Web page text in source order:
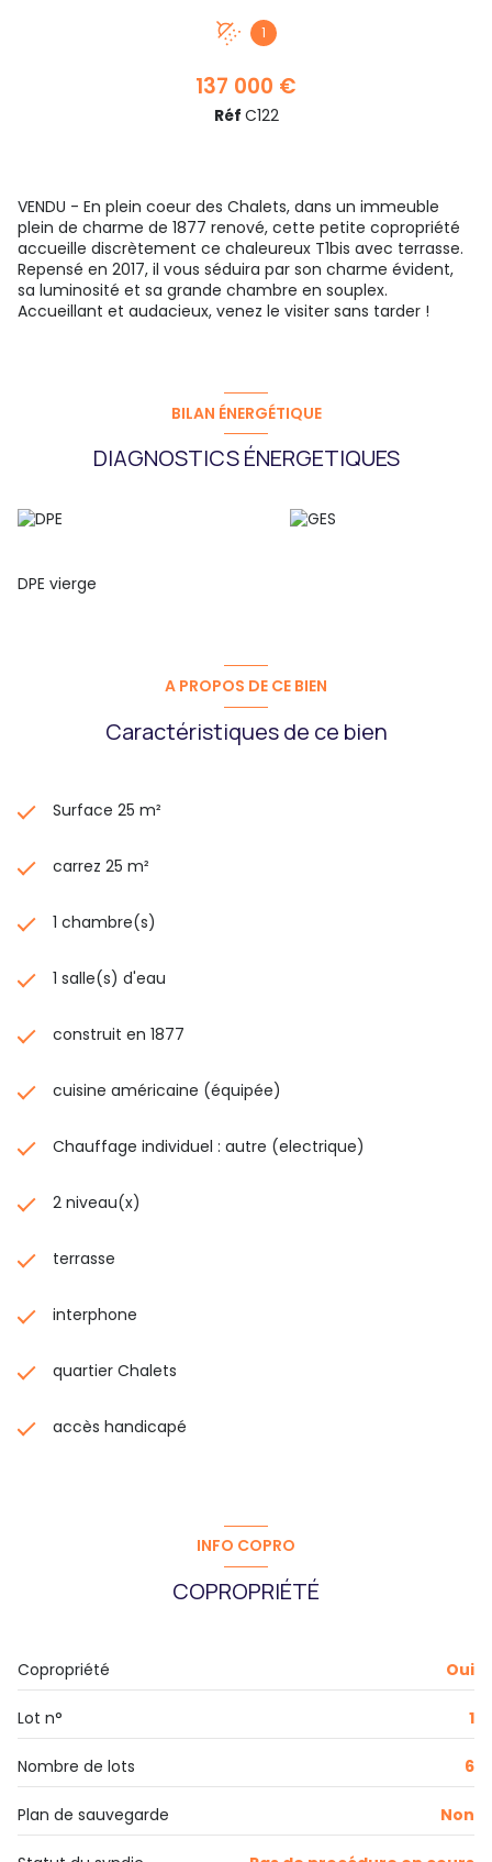
1
137 000 €
Réf C122
VENDU - En plein coeur des Chalets, dans un immeuble
plein de charme de 1877 renové, cette petite copropriété
accueille discrètement ce chaleureux T1bis avec terrasse.
Repensé en 2017, il vous séduira par son charme évident,
sa luminosité et sa grande chambre en souplex.
Accueillant et audacieux, venez le visiter sans tarder !
BILAN ÉNERGÉTIQUE
DIAGNOSTICS ÉNERGETIQUES
DPE vierge
A PROPOS DE CE BIEN
Caractéristiques de ce bien
Surface 25 m²
carrez 25 m²
1 chambre(s)
1 salle(s) d'eau
construit en 1877
cuisine américaine (équipée)
Chauffage individuel : autre (electrique)
2 niveau(x)
terrasse
interphone
quartier Chalets
accès handicapé
INFO COPRO
COPROPRIÉTÉ
Copropriété Oui
Lot n° 1
Nombre de lots 6
Plan de sauvegarde Non